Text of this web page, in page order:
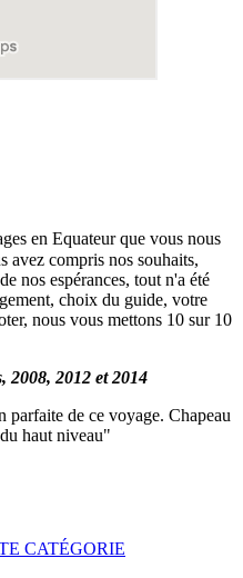
en Equateur que vous nous
avez compris nos souhaits,
nos espérances, tout n'a été
choix du guide, votre
nous vous mettons 10 sur 10
2008, 2012 et 2014
de ce voyage. Chapeau
haut niveau"
CATÉGORIE